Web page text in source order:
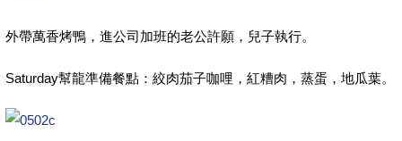
外帶萬香烤鴨，進公司加班的老公許願，兒子執行。
Saturday幫龍準備餐點：絞肉茄子咖哩，紅糟肉，蒸蛋，地瓜葉。